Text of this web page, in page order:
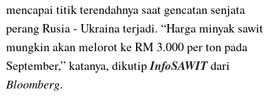
mencapai titik terendahnya saat gencatan senjata
perang Rusia - Ukraina terjadi. “Harga minyak sawit
mungkin akan melorot ke RM 3.000 per ton pada
September,” katanya, dikutipInfoSAWITdari
Bloomberg.